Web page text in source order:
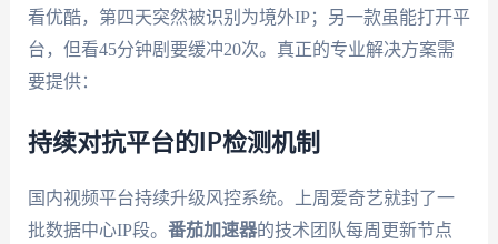
看优酷，第四天突然被识别为境外IP；另一款虽能打开平
台，但看45分钟剧要缓冲20次。真正的专业解决方案需
要提供：
持续对抗平台的IP检测机制
国内视频平台持续升级风控系统。上周爱奇艺就封了一
批数据中心IP段。 番茄加速器的技术团队每周更新节点